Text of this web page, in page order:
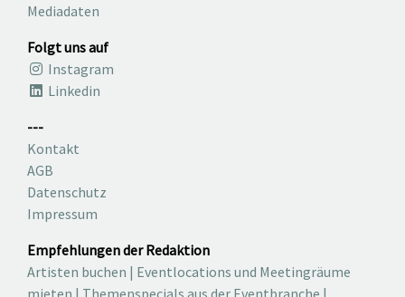
Mediadaten
Folgt uns auf
Instagram
Linkedin
---
Kontakt
AGB
Datenschutz
Impressum
Empfehlungen der Redaktion
Artisten buchen | Eventlocations und Meetingräume
mieten | Themenspecials aus der Eventbranche |